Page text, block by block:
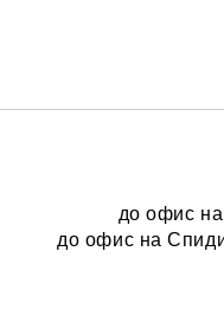
до офис
до офис на